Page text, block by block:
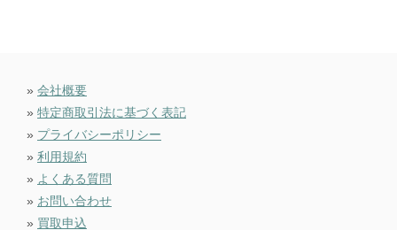
» 会社概要
» 特定商取引法に基づく表記
» プライバシーポリシー
» 利用規約
» よくある質問
» お問い合わせ
» 買取申込